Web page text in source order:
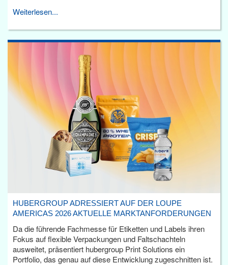
Weiterlesen...
HUBERGROUP ADRESSIERT AUF DER LOUPE
AMERICAS 2026 AKTUELLE MARKTANFORDERUNGEN
Da die führende Fachmesse für Etiketten und Labels ihren
Fokus auf flexible Verpackungen und Faltschachteln
ausweitet, präsentiert hubergroup Print Solutions ein
Portfolio, das genau auf diese Entwicklung zugeschnitten ist.